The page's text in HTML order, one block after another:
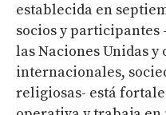
establecida en
socios y participantes
las Naciones Unidas
internacionales,
religiosas- está